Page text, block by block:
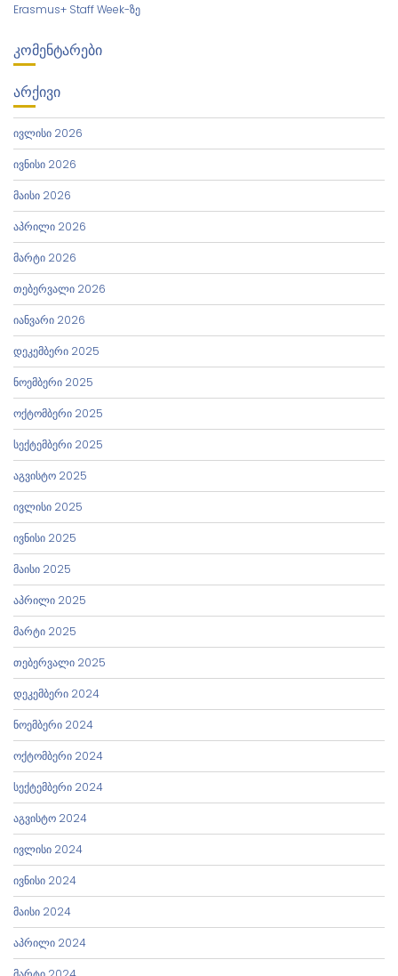
Erasmus+ Staff Week-ზე
ᲙᲝᲛᲔᲜᲢᲐᲠᲔᲑᲘ
ᲐᲠᲥᲘᲕᲘ
ივლისი 2026
ივნისი 2026
მაისი 2026
აპრილი 2026
მარტი 2026
თებერვალი 2026
იანვარი 2026
დეკემბერი 2025
ნოემბერი 2025
ოქტომბერი 2025
სექტემბერი 2025
აგვისტო 2025
ივლისი 2025
ივნისი 2025
მაისი 2025
აპრილი 2025
მარტი 2025
თებერვალი 2025
დეკემბერი 2024
ნოემბერი 2024
ოქტომბერი 2024
სექტემბერი 2024
აგვისტო 2024
ივლისი 2024
ივნისი 2024
მაისი 2024
აპრილი 2024